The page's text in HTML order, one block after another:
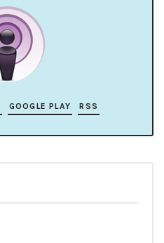
GOOGLE PLAY RSS